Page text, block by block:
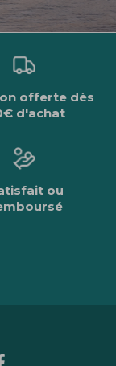
offerte dès
d'achat
ou